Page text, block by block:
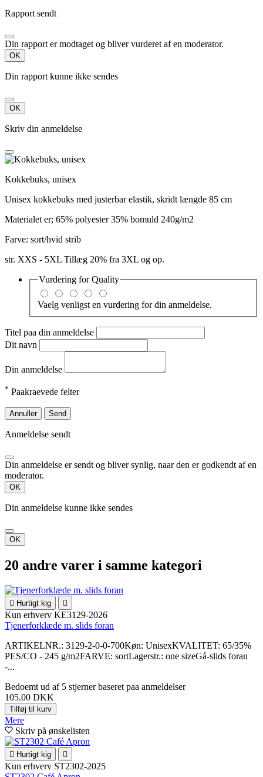
Rapport sendt
Din rapport er modtaget og bliver vurderet af en moderator.
OK
Din rapport kunne ikke sendes
OK
Skriv din anmeldelse
Kokkebuks, unisex
Unisex kokkebuks med justerbar elastik, skridt længde 85 cm
Materialet er; 65% polyester 35% bomuld 240g/m2
Farve: sort/hvid strib
str. XXS - 5XL Tillæg 20% fra 3XL og op.
Vurdering forQuality
Vaelg venligst en vurdering for din anmeldelse.
Titel paa din anmeldelse
Dit navn
Din anmeldelse
* Paakraevede felter
Annuller Send
Anmeldelse sendt
Din anmeldelse er sendt og bliver synlig, naar den er godkendt af en
moderator.
OK
Din anmeldelse kunne ikke sendes
OK
20 andre varer i samme kategori
 Hurtigt kig 
Kun erhverv KE3129-2026
Tjenerforklæde m. slids foran
ARTIKELNR.: 3129-2-0-0-700Køn: UnisexKVALITET: 65/35%
PES/CO - 245 g/m2FARVE: sortLagerstr.: one sizeGå-slids foran
-...
Bedoemt ud af 5 stjerner baseret paa anmeldelser
105.00 DKK
Tilføj til kurv
Mere
Skriv på ønskelisten
 Hurtigt kig 
Kun erhverv ST2302-2025